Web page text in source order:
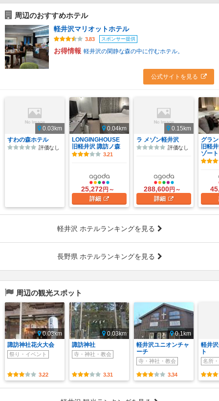
周辺のおすすめホテル
軽井沢マリオットホテル
3.83 スポンサー提供
お得情報 軽井沢の閑静な森の中に佇むホテル。
公式サイトを見る
0.03km
すわの森ホテル
評価なし
0.04km
LONGINGHOUSE
旧軽井沢 諏訪ノ森
3.21
25,272円～
詳細
0.15km
ラ メゾン軽井沢
評価なし
288,600円～
詳細
グラ
旧軽
ゾート
軽井沢 ホテルランキングを見る
長野県 ホテルランキングを見る
周辺の観光スポット
0.03km
諏訪神社花火大会
祭り・イベント
3.22
0.03km
諏訪神社
寺・神社・教会
3.31
0.1km
軽井沢ユニオンチャ
ーチ
寺・神社・教会
3.34
軽井
ト
名所